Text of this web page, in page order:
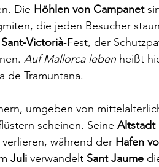
Die Höhlen von Campanet
die jeden Besucher
Sant-Victorià-Fest, der
Auf Mallorca leben heißt
de Tramuntana.
umgeben von
scheinen. Seine Altstadt
während der Hafen
Juli verwandelt Sant Jaume